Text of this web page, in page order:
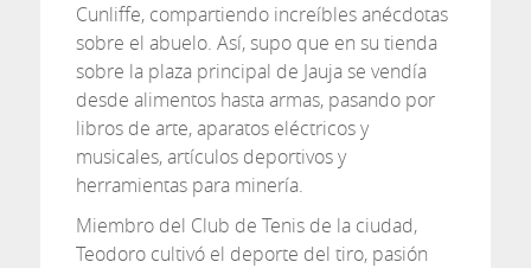
Cunliffe, compartiendo increíbles anécdotas
sobre el abuelo. Así, supo que en su tienda
sobre la plaza principal de Jauja se vendía
desde alimentos hasta armas, pasando por
libros de arte, aparatos eléctricos y
musicales, artículos deportivos y
herramientas para minería.
Miembro del Club de Tenis de la ciudad,
Teodoro cultivó el deporte del tiro, pasión